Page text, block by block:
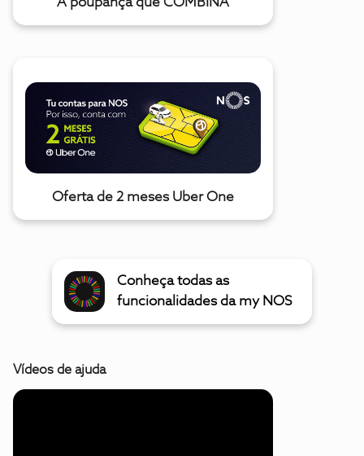
A poupança que COMBINA
Oferta de 2 meses Uber One
Conheça todas as
funcionalidades da my NOS
Vídeos de ajuda